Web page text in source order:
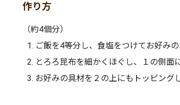
作り方
（約4個分）
ご飯を4等分し、食塩をつけてお好み
とろろ昆布を細かくほぐし、１の側面
お好みの具材を２の上にもトッピング